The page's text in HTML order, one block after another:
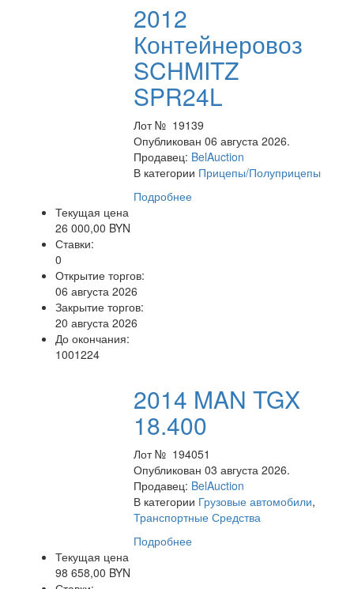
2012
Контейнеровоз
SCHMITZ
SPR24L
Лот № 19139
Опубликован 06 августа 2026.
Продавец: BelAuction
В категории Прицепы/Полуприцепы
Подробнее
Текущая цена
26 000,00 BYN
Ставки:
0
Открытие торгов:
06 августа 2026
Закрытие торгов:
20 августа 2026
До окончания:
1001224
2014 MAN TGX
18.400
Лот № 194051
Опубликован 03 августа 2026.
Продавец: BelAuction
В категории Грузовые автомобили,
Транспортные Средства
Подробнее
Текущая цена
98 658,00 BYN